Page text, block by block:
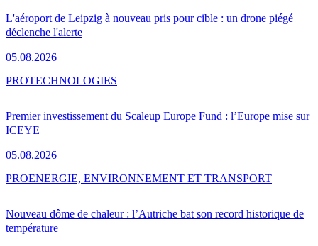
L'aéroport de Leipzig à nouveau pris pour cible : un drone piégé
déclenche l'alerte
05.08.2026
Premier investissement du Scaleup Europe Fund : l’Europe mise sur
ICEYE
05.08.2026
PROTECHNOLOGIES
Nouveau dôme de chaleur : l’Autriche bat son record historique de
température
PROENERGIE, ENVIRONNEMENT ET TRANSPORT